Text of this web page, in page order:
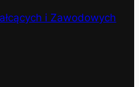
i Zawodowych